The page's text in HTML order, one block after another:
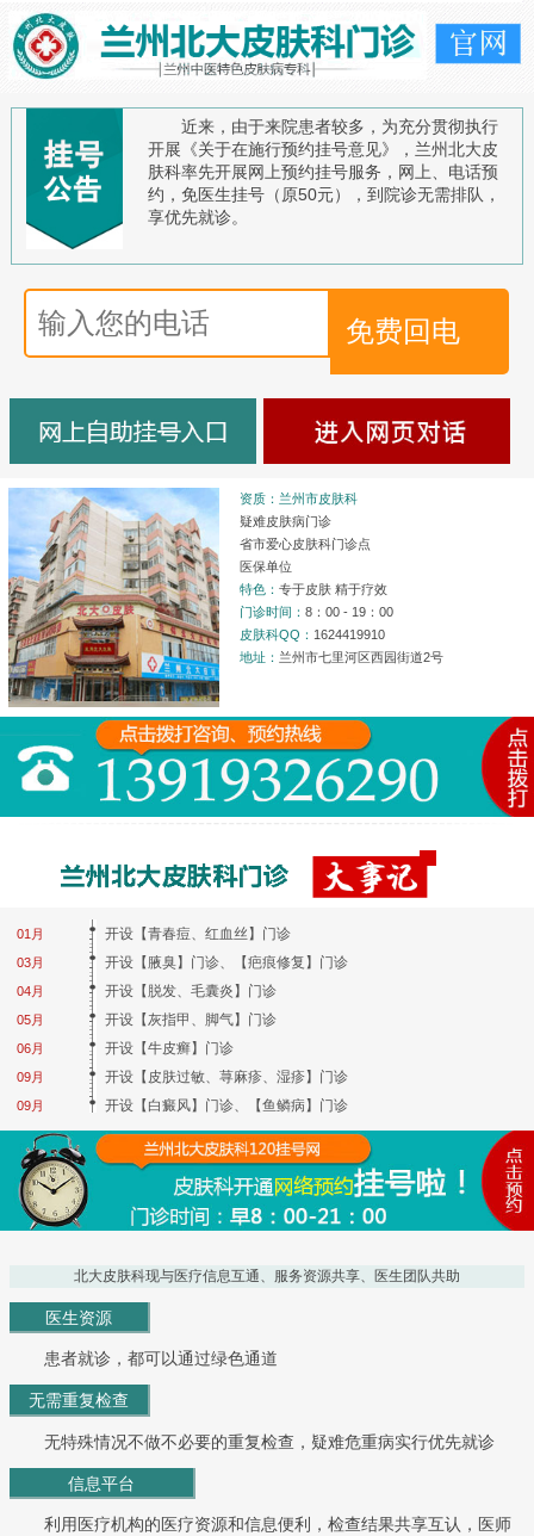
近来，由于来院患者较多，为充分贯彻执行
开展《关于在施行预约挂号意见》，兰州北大皮
肤科率先开展网上预约挂号服务，网上、电话预
约，免医生挂号（原50元），到院诊无需排队，
享优先就诊。
资质：兰州市皮肤科
疑难皮肤病门诊
省市爱心皮肤科门诊点
医保单位
特色：专于皮肤 精于疗效
门诊时间：8：00 - 19：00
皮肤科QQ： 1624419910
地址： 兰州市七里河区西园街道2号
01月
03月
04月
05月
06月
09月
09月
开设【青春痘、红血丝】门诊
开设【腋臭】门诊、【疤痕修复】门诊
开设【脱发、毛囊炎】门诊
开设【灰指甲、脚气】门诊
开设【牛皮癣】门诊
开设【皮肤过敏、荨麻疹、湿疹】门诊
开设【白癜风】门诊、【鱼鳞病】门诊
北大皮肤科现与医疗信息互通、服务资源共享、医生团队共助
医生资源
患者就诊，都可以通过绿色通道
无需重复检查
无特殊情况不做不必要的重复检查，疑难危重病实行优先就诊
信息平台
利用医疗机构的医疗资源和信息便利，检查结果共享互认，医师